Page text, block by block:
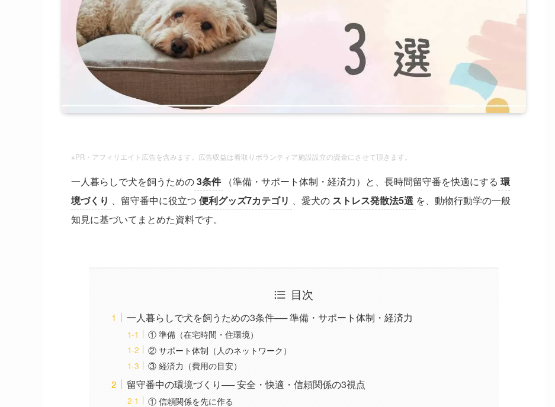
※PR・アフィリエイト広告を含みます。広告収益は看取りボランティア施設設立の資金にさせて頂きます。
一人暮らしで犬を飼うための3条件 （準備・サポート体制・経済力）と、長時間留守番を快適にする 環
境づくり
、留守番中に役立つ 便利グッズ7カテゴリ 、愛犬の ストレス発散法5選 を、動物行動学の一般
知見に基づいてまとめた資料です。
目次
一人暮らしで犬を飼うための3条件── 準備・サポート体制・経済力
① 準備（在宅時間・住環境）
② サポート体制（人のネットワーク）
③ 経済力（費用の目安）
留守番中の環境づくり── 安全・快適・信頼関係の3視点
① 信頼関係を先に作る